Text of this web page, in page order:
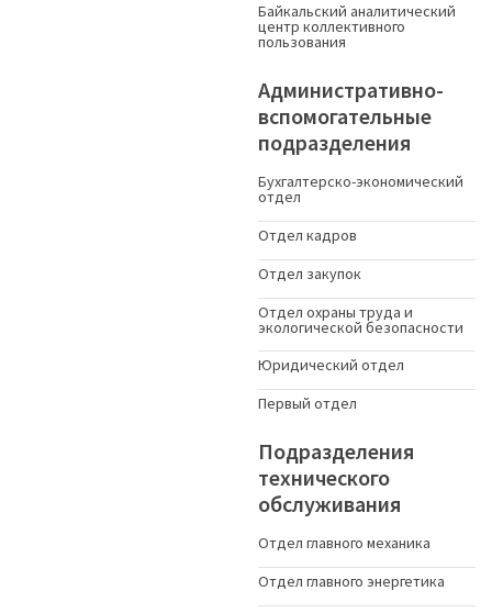
Байкальский аналитический
центр коллективного
пользования
Административно-
вспомогательные
подразделения
Бухгалтерско-экономический
отдел
Отдел кадров
Отдел закупок
Отдел охраны труда и
экологической безопасности
Юридический отдел
Первый отдел
Подразделения
технического
обслуживания
Отдел главного механика
Отдел главного энергетика